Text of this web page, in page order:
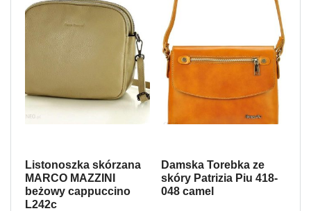
Listonoszka skórzana
MARCO MAZZINI
beżowy cappuccino
L242c
Damska Torebka ze
skóry Patrizia Piu 418-
048 camel